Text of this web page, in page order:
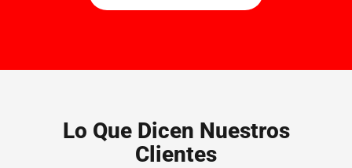
Lo Que Dicen Nuestros
Clientes